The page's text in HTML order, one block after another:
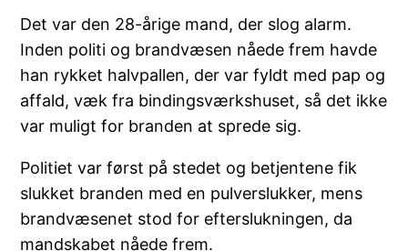
Det var den 28-årige mand, der slog alarm.
Inden politi og brandvæsen nåede frem havde
han rykket halvpallen, der var fyldt med pap og
affald, væk fra bindingsværkshuset, så det ikke
var muligt for branden at sprede sig.
Politiet var først på stedet og betjentene fik
slukket branden med en pulverslukker, mens
brandvæsenet stod for efterslukningen, da
mandskabet nåede frem.